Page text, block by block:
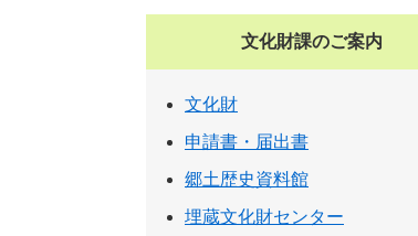
文化財課のご案内
文化財
申請書・届出書
郷土歴史資料館
埋蔵文化財センター